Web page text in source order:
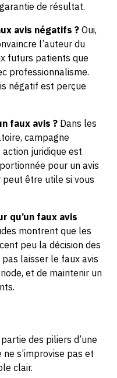
de résultat.
avis négatifs ? Oui,
l’auteur du
futurs patients que
professionnalisme.
négatif est perçue
faux avis ? Dans les
campagne
juridique est
pour un avis
peut être utile si vous
qu’un faux avis
montrent que les
peu la décision des
pas laisser le faux avis
et de maintenir un
des piliers d’une
s’improvise pas et
clair.